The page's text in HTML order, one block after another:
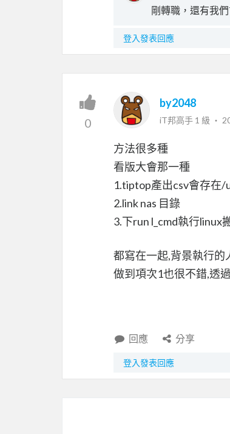
剛轉職，還有我
登入發表回應
0
by2048
iT邦高手 1 級 ‧
方法很多種
看版大會那一種
1.tiptop產出csv會存在/
2.link nas 目錄
3.下run l_cmd執行linux
都寫在一起,背景執行的
做到項次1也很不錯,透
回應 分享
登入發表回應